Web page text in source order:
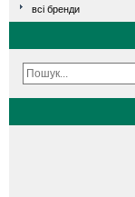
всі бренди